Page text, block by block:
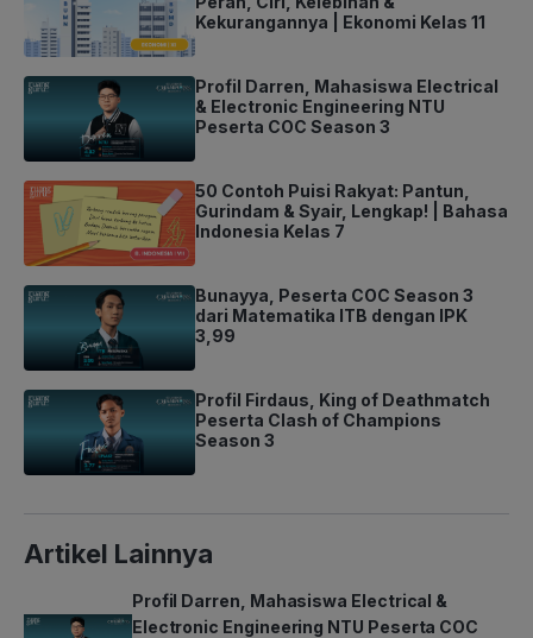
Kekurangannya | Ekonomi Kelas 11
Profil Darren, Mahasiswa Electrical
& Electronic Engineering NTU
Peserta COC Season 3
50 Contoh Puisi Rakyat: Pantun,
Gurindam & Syair, Lengkap! | Bahasa
Indonesia Kelas 7
Bunayya, Peserta COC Season 3
dari Matematika ITB dengan IPK
3,99
Profil Firdaus, King of Deathmatch
Peserta Clash of Champions
Season 3
Artikel Lainnya
Profil Darren, Mahasiswa Electrical &
Electronic Engineering NTU Peserta COC